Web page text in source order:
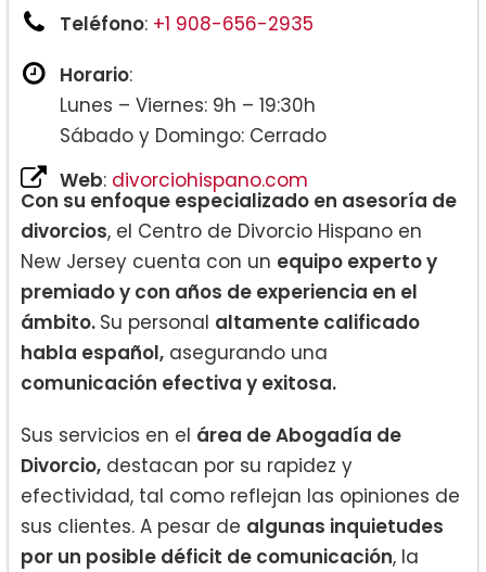
Teléfono: +1 908-656-2935
Horario:
Lunes – Viernes: 9h – 19:30h
Sábado y Domingo: Cerrado
Web: divorciohispano.com
Con su enfoque especializado en asesoría de
divorcios, el Centro de Divorcio Hispano en
New Jersey cuenta con un equipo experto y
premiado y con años de experiencia en el
ámbito. Su personal altamente calificado
habla español, asegurando una
comunicación efectiva y exitosa.
Sus servicios en el área de Abogadía de
Divorcio, destacan por su rapidez y
efectividad, tal como reflejan las opiniones de
sus clientes. A pesar de algunas inquietudes
por un posible déficit de comunicación, la